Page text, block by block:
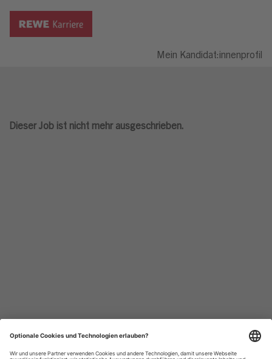
Mein Kandidat:innenprofil
Dieser Job ist nicht mehr ausgeschrieben.
Datenschutzhinweise